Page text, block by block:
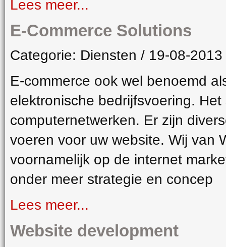
Lees meer...
E-Commerce Solutions
Categorie: Diensten / 19-08-
E-commerce ook wel benoemd
elektronische bedrijfsvoering.
computernetwerken. Er zijn
voeren voor uw website. Wij van
voornamelijk op de internet
onder meer strategie en concep
Lees meer...
Website development